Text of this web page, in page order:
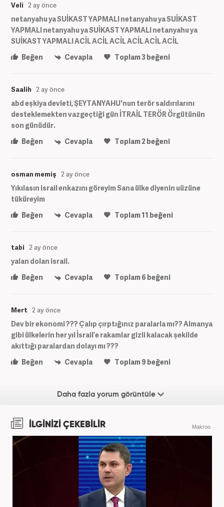
Veli 2 ay önce
netanyahu ya SUİKAST YAPMALI netanyahu ya SUİKAST
YAPMALI netanyahu ya SUİKAST YAPMALI netanyahu ya
SUİKAST YAPMALI ACİL ACİL ACİL ACİL ACİL ACİL
Beğen
Cevapla Toplam3beğeni
Saalih 2 ay önce
abd eşkiya devleti, ŞEYTANYAHU'nun terör saldırılarını
desteklemekten vazgeçtiği gün İTRAİL TERÖR Örgütünün
son günüdür.
Beğen
Cevapla Toplam2beğeni
osman memiş 2 ay önce
Yıkılasın israil enkazını göreyim Sana ülke diyenin uüzüne
tüküreyim
Beğen
Cevapla Toplam11 beğeni
tabi 2 ay önce
yalan dolan israil.
Beğen
Cevapla Toplam6 beğeni
Mert 2 ay önce
Dev bir ekonomi ??? Çalıp çırptığınız paralarla mı?? Almanya
gibi ülkelerin her yıl İsrail’e rakamlar gizli kalacak şekilde
akıttığı paralardan dolayı mı ???
Beğen
Cevapla Toplam9 beğeni
Daha fazla yorum görüntüle
İLGİNİZİ ÇEKEBİLİR Makroo